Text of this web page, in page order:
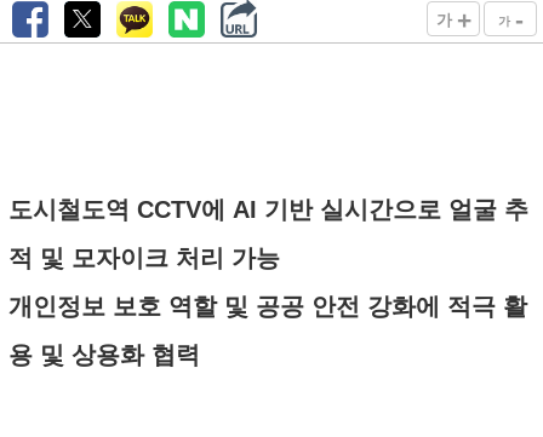
가 + 가 -
도시철도역 CCTV에 AI 기반 실시간으로 얼굴 추
적 및 모자이크 처리 가능
개인정보 보호 역할 및 공공 안전 강화에 적극 활
용 및 상용화 협력